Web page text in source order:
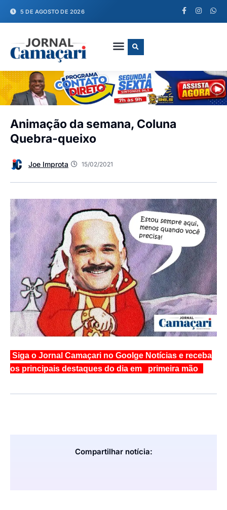
5 DE AGOSTO DE 2026
Animação da semana, Coluna
Quebra-queixo
Joe Improta 15/02/2021
Siga o Jornal Camaçari no Goolge Notícias e receba
os principais destaques do dia em primeira mão
Compartilhar notícia: